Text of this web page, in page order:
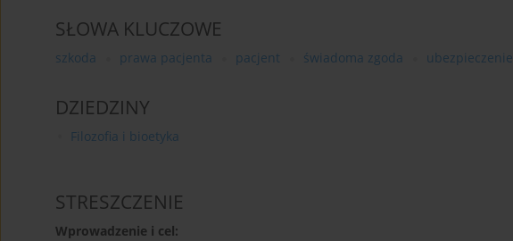
SŁOWA KLUCZOWE
szkoda prawa pacjenta pacjent świadoma zgoda ubezpieczenie
DZIEDZINY
Filozofia i bioetyka
STRESZCZENIE
Wprowadzenie i cel: